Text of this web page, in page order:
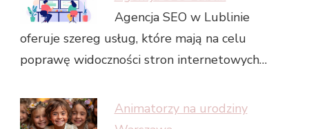
Agencja SEO w Lublinie
oferuje szereg usług, które mają na celu
poprawę widoczności stron internetowych…
Animatorzy na urodziny